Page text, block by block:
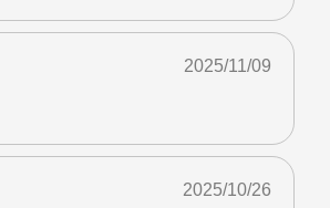
2025/11/09
2025/10/26